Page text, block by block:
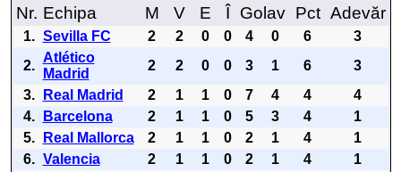
Nr. Echipa M V E Î Golav Pct Adevăr
1. Sevilla FC 2 2 0 0 4 0 6
3
2.
Atlético
Madrid
2 2 0 0 3 1 6
3
3.
Real Madrid 2 1 1 0 7 4 4
4
4.
Barcelona 2 1 1 0 5 3 4
1
5.
Real Mallorca 2 1 1 0 2 1 4
1
6. Valencia 2 1 1 0 2 1 4
1